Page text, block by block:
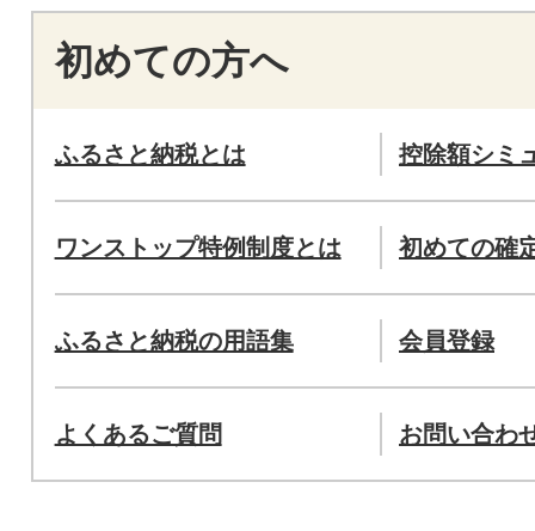
初めての方へ
ふるさと納税とは 控除額シミ
ワンストップ特例制度とは 初めての確
ふるさと納税の用語集 会員登録
よくあるご質問 お問い合わ